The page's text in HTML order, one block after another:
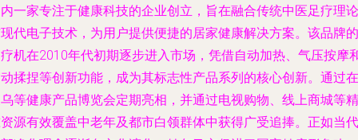
一家专注于健康科技的企业创立，旨在融合传统中医足疗理论
代电子技术，为用户提供便捷的居家健康解决方案。该品牌的
机在2010年代初期逐步进入市场，凭借自动加热、气压按摩
揉捏等创新功能，成为其标志性产品系列的核心创新。通过在
等健康产品博览会定期亮相，并通过电视购物、线上商城等精
源有效覆盖中老年及都市白领群体中获得广受追捧。正如当代